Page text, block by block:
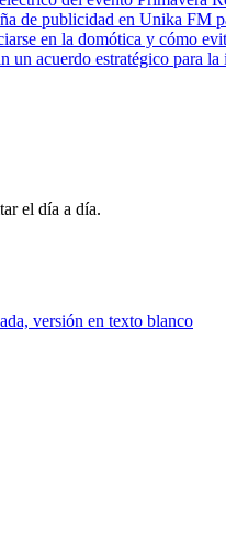
de publicidad en Unika FM
en la domótica y cómo
acuerdo estratégico para la
el día a día.